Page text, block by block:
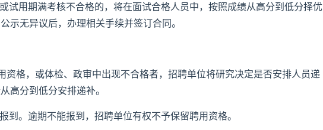
试用期满考核不合格的，将在面试合格人员中，按照成绩从高分到低分择优
示无异议后，办理相关手续并签订合同。
资格，或体检、政审中出现不合格者，招聘单位将研究决定是否安排人员递
高分到低分安排递补。
到。逾期不能报到，招聘单位有权不予保留聘用资格。